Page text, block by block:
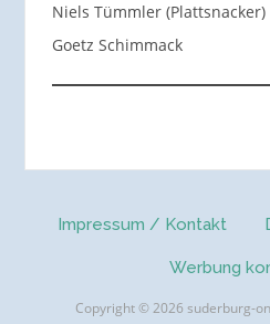
Niels Tümmler (Plattsnacker)
Goetz Schimmack
Impressum / Kontakt
Werbung
Copyright © 2026 suderburg-